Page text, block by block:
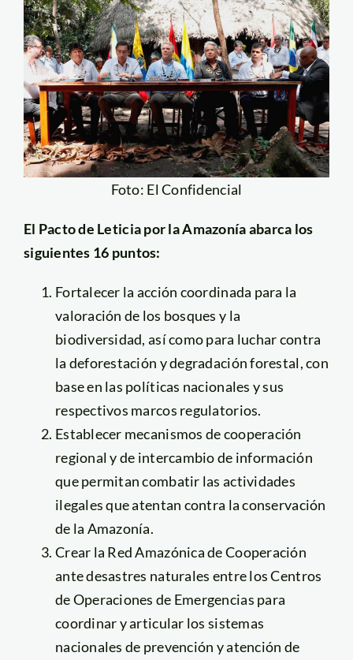
Foto: El Confidencial
El Pacto de Leticia por la Amazonía abarca los
siguientes 16 puntos:
Fortalecer la acción coordinada para la
valoración de los bosques y la
biodiversidad, así como para luchar contra
la deforestación y degradación forestal, con
base en las políticas nacionales y sus
respectivos marcos regulatorios.
Establecer mecanismos de cooperación
regional y de intercambio de información
que permitan combatir las actividades
ilegales que atentan contra la conservación
de la Amazonía.
Crear la Red Amazónica de Cooperación
ante desastres naturales entre los Centros
de Operaciones de Emergencias para
coordinar y articular los sistemas
nacionales de prevención y atención de